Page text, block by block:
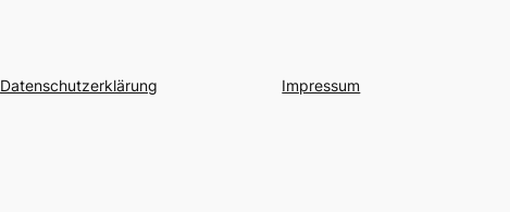
Datenschutzerklärung Impressum